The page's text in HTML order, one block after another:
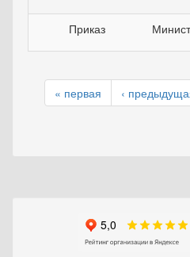
Приказ
« первая ‹